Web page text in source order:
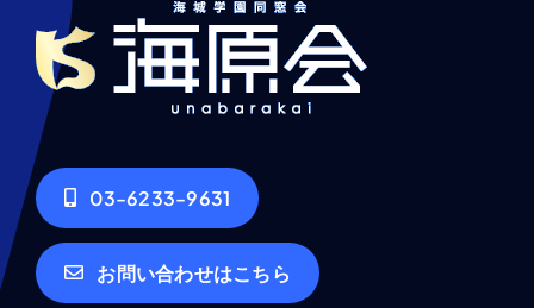
03-6233-9631
お問い合わせはこちら